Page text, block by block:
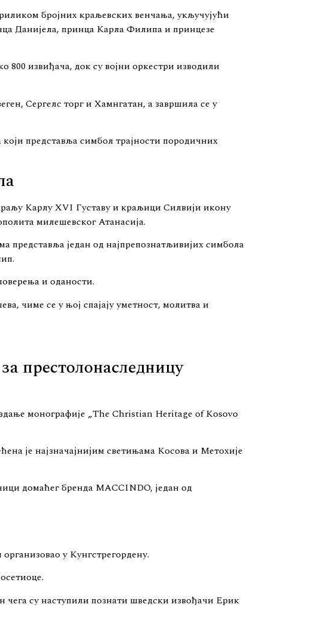
бројних краљевских венчања, укључујући
Данијела, принца Карла Филипа и принцезе
800 извиђача, док су војни оркестри изводили
Сергелс торг и Хамнгатан, а завршила се у
представља симбол трајности породичних
Карлу XVI Густаву и краљици Силвији икону
милешевског Атанасија.
један од најпрепознатљивијих симбола
и оданости.
чиме се у њој спајају уметност, молитва и
престолонаследницу
монографије „The Christian Heritage of Kosovo
је најзначајнијим светињама Косова и Метохије
домаћег бренда MACCINDO, један од
у Кунгстрегордену.
чега су наступили познати шведски извођачи Ерик